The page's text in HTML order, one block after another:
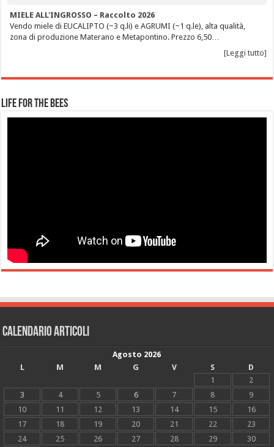
MIELE ALL'INGROSSO – Raccolto 2026
Vendo miele di EUCALIPTO (~3 q.li) e AGRUMI (~1 q.le), alta qualità,
zona di produzione Materano e Metapontino. Prezzo 6,50…
[Leggi tutto]
Life for the Bees
Calendario articoli
Agosto 2026
L
M M G V S
D
1
2
3
4 5 6 7 8
9
10
11 12 13 14 15
16
17
18 19 20 21 22
23
24
25 26 27 28 29
30